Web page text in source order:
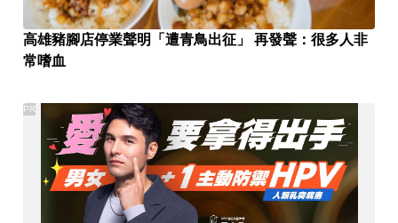
高雄豬腳店停業聲明「遭青鳥出征」 再發聲：很多人非
常嗜血
PR